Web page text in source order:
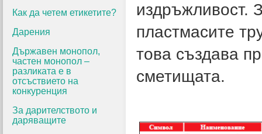
Как да четем етикетите?
Дарения
Държавен монопол,
частен монопол –
разликата е в
отсъствието на
конкуренция
За дарителството и
даряващите
издръжливост.
пластмасите
това създава
сметищата.